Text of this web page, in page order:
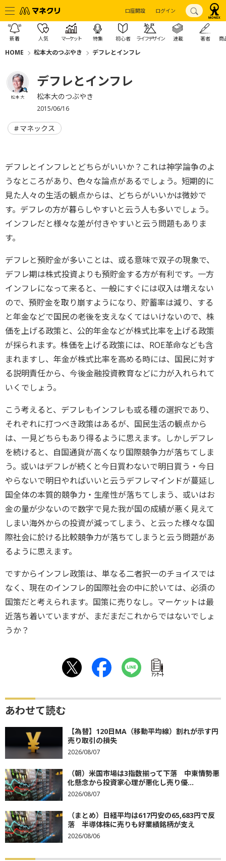
口座開設 ログイン
新着 人気 マーケット 特集 初心者 ライフデザイン 連載 著者 商
HOME 松本大のつぶやき デフレとインフレ
松本 大
デフレとインフレ
松本大のつぶやき
2015/06/16
マネックス
デフレとインフレとどちらがいいか？これは神学論争のよ
うなところがあり、色々な論点があるでしょう。短期的に
見た人々の生活の観点からは、どちらがいいかは微妙で
す。デフレの方が暮らしやすいと云う人も多いでしょう。
インフレだと様々な差が付きやすいと云う問題もありま
す。
デフレと預貯金が多いことは、或る意味で双子の現象で、
デフレ期は株式投資よりも預貯金する方が有利です。一方
インフレになって来ると、一般にすぐには収入は増えない
ので、預貯金を取り崩すようになり、貯蓄率は減り、する
と年金などで国民の老後を支えなくてはいけないので、株
価を上げる政策と、公的年金などが株式比率を上げる政策
が採られます。株価を上げる政策には、ROE革命なども含
まれますし、年金が株式比率を高める時には、国民に対す
る説明責任から、今後金融投資教育などに力が入れられて
いくでしょう。
こう考えると、デフレもインフレも或る種の選択であり、
それぞれに打つべき政策はあるが、国民生活の観点から
は、一見どちらもあり得るように思えます。しかしデフレ
を続けると、自国通貨が高くなり国際競争力が落ちてしま
う。或いはデフレが続くと今日買わないで明日買う・今日
やらないで明日やればいいと云うデフレマインドが蔓延し
国全体の本質的競争力・生産性が落ちてしまう、或いはお
金の量が少ないので数字で見た我が国の成績が悪く見えて
しまい海外からの投資が減ってしまう、と云った様々な国
際社会に於ける比較競争力が落ちてしまうと云う問題があ
るように思えます。
ですからインフレ政策は、単なる二者択一のチョイスでは
なく、現在のインフレ的国際社会の中に於いては、必須の
国策だと考えられます。国策に売りなし。マーケットは最
近落ち着いていますが、まだまだこれからではないでしょ
うか？
ｱﾝｹｰﾄ
あわせて読む
【為替】120日MA（移動平均線）割れが示す円
売り取引の損失
2026/08/07
（朝）米国市場は3指数揃って下落 中東情勢悪
化懸念から投資家心理が悪化し売り優...
2026/08/07
（まとめ）日経平均は617円安の65,683円で反
落 半導体株に売りも好業績銘柄が支え
2026/08/06